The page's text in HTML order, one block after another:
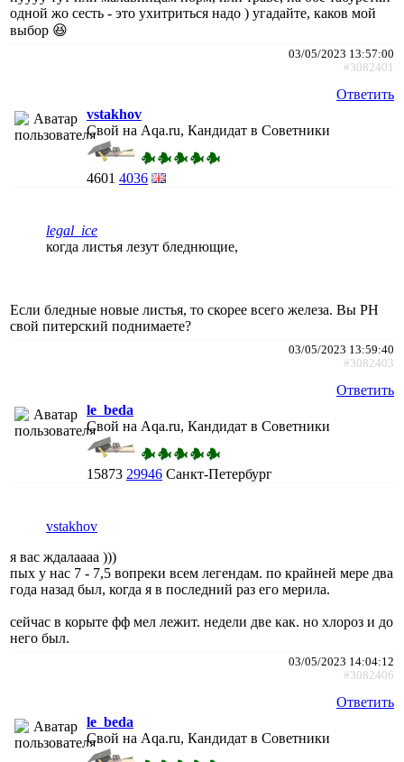
одной жо сесть - это ухитриться надо ) угадайте, каков мой
выбор 😆
03/05/2023 13:57:00
#3082401
Ответить
vstakhov
Свой на Aqa.ru, Кандидат в Советники
4601 4036
legal_ice
когда листья лезут бледнющие,
Если бледные новые листья, то скорее всего железа. Вы PH
свой питерский поднимаете?
03/05/2023 13:59:40
#3082403
Ответить
le_beda
Свой на Aqa.ru, Кандидат в Советники
15873 29946 Санкт-Петербург
vstakhov
я вас ждалаааа )))
пых у нас 7 - 7,5 вопреки всем легендам. по крайней мере два
года назад был, когда я в последний раз его мерила.
сейчас в корыте фф мел лежит. недели две как. но хлороз и до
него был.
03/05/2023 14:04:12
#3082406
Ответить
le_beda
Свой на Aqa.ru, Кандидат в Советники